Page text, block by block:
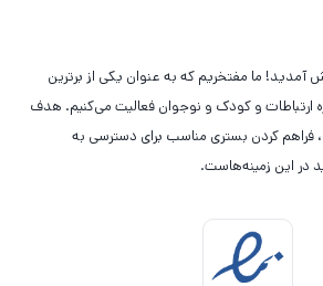
ما مفتخریم که به عنوان یکی از برترین
ارتباطات و کودک و نوجوان فعالیت می‌کنیم. هدف
فراهم کردن بستری مناسب برای دسترسی به
در این زمینه‌هاست.